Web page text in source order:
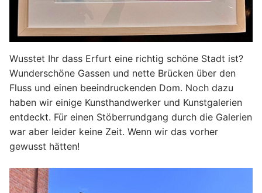
Wusstet Ihr dass Erfurt eine richtig schöne Stadt ist?
Wunderschöne Gassen und nette Brücken über den
Fluss und einen beeindruckenden Dom. Noch dazu
haben wir einige Kunsthandwerker und Kunstgalerien
entdeckt. Für einen Stöberrundgang durch die Galerien
war aber leider keine Zeit. Wenn wir das vorher
gewusst hätten!